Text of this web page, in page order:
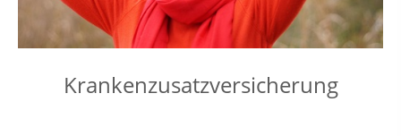
Krankenzusatzversicherung